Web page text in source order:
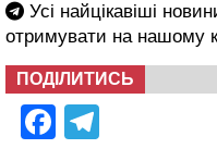
Усі найцікавіші
отримувати на нашому
ПОДІЛИТИСЬ
Facebook